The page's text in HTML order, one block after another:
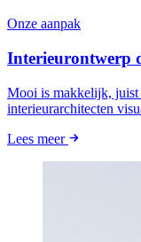
Onze aanpak
Interieurontwerp
Mooi is makkelijk, juist
interieurarchitecten
Lees meer